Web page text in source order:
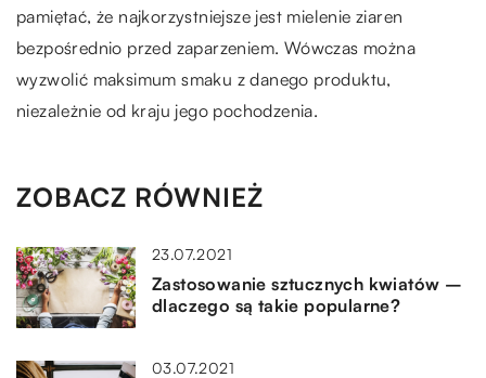
pamiętać, że najkorzystniejsze jest mielenie ziaren
bezpośrednio przed zaparzeniem. Wówczas można
wyzwolić maksimum smaku z danego produktu,
niezależnie od kraju jego pochodzenia.
ZOBACZ RÓWNIEŻ
23.07.2021
Zastosowanie sztucznych kwiatów –
dlaczego są takie popularne?
03.07.2021